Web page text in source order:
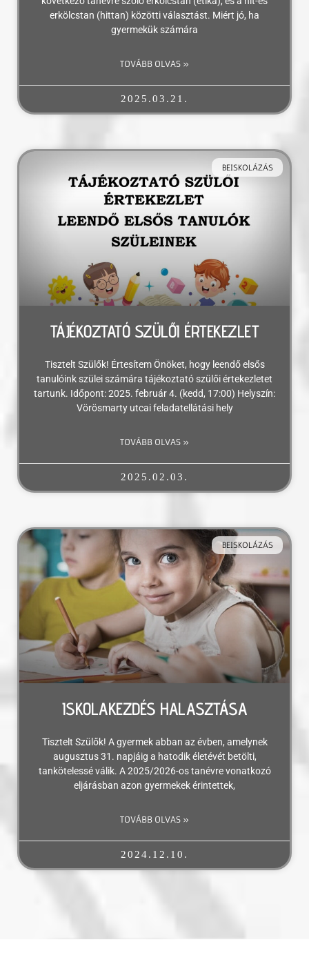
erkölcstan (hittan) közötti választást. Miért jó, ha
gyermekük számára
TOVÁBB OLVAS »
2025.03.21.
BEISKOLÁZÁS
TÁJÉKOZTATÓ SZÜLŐI ÉRTEKEZLET
Tisztelt Szülők! Értesítem Önöket, hogy leendő elsős
tanulóink szülei számára tájékoztató szülői értekezletet
tartunk. Időpont: 2025. február 4. (kedd, 17:00) Helyszín:
Vörösmarty utcai feladatellátási hely
TOVÁBB OLVAS »
2025.02.03.
BEISKOLÁZÁS
ISKOLAKEZDÉS HALASZTÁSA
Tisztelt Szülők! A gyermek abban az évben, amelynek
augusztus 31. napjáig a hatodik életévét betölti,
tankötelessé válik. A 2025/2026-os tanévre vonatkozó
eljárásban azon gyermekek érintettek,
TOVÁBB OLVAS »
2024.12.10.